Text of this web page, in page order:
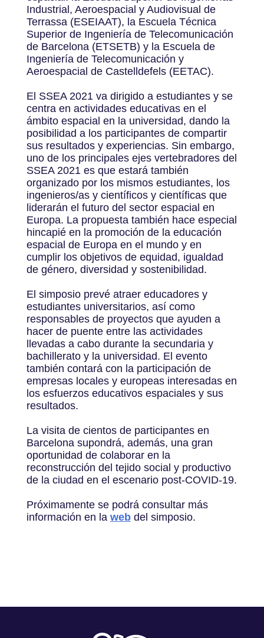
Industrial, Aeroespacial y Audiovisual de
Terrassa (ESEIAAT), la Escuela Técnica
Superior de Ingeniería de Telecomunicación
de Barcelona (ETSETB) y la Escuela de
Ingeniería de Telecomunicación y
Aeroespacial de Castelldefels (EETAC).
El SSEA 2021 va dirigido a estudiantes y se
centra en actividades educativas en el
ámbito espacial en la universidad, dando la
posibilidad a los participantes de compartir
sus resultados y experiencias. Sin embargo,
uno de los principales ejes vertebradores del
SSEA 2021 es que estará también
organizado por los mismos estudiantes, los
ingenieros/as y científicos y científicas que
liderarán el futuro del sector espacial en
Europa. La propuesta también hace especial
hincapié en la promoción de la educación
espacial de Europa en el mundo y en
cumplir los objetivos de equidad, igualdad
de género, diversidad y sostenibilidad.
El simposio prevé atraer educadores y
estudiantes universitarios, así como
responsables de proyectos que ayuden a
hacer de puente entre las actividades
llevadas a cabo durante la secundaria y
bachillerato y la universidad. El evento
también contará con la participación de
empresas locales y europeas interesadas en
los esfuerzos educativos espaciales y sus
resultados.
La visita de cientos de participantes en
Barcelona supondrá, además, una gran
oportunidad de colaborar en la
reconstrucción del tejido social y productivo
de la ciudad en el escenario post-COVID-19.
Próximamente se podrá consultar más
información en la webdel simposio.